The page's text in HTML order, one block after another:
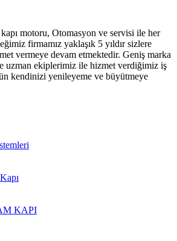
motoru, Otomasyon ve servisi ile her
firmamız yaklaşık 5 yıldır sizlere
vermeye devam etmektedir. Geniş marka
uzman ekiplerimiz ile hizmet verdiğimiz iş
kendinizi yenileyeme ve büyütmeye
KAPI